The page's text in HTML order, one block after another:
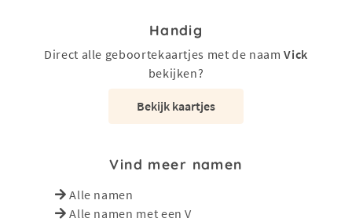
Handig
Direct alle geboortekaartjes met de naamVick
bekijken?
Bekijk kaartjes
Vind meer namen
Alle namen
Alle namen met een V